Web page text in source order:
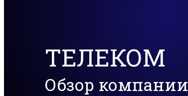
ТЕЛЕКОМ
Обзор компании